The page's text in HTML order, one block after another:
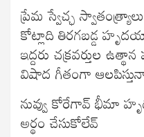
ప్రేమ స్వేచ్ఛ
కోట్లాది తిరగబడ్డ
ఇద్దరు చక్రవర్తుల
విషాద గీతంగా
నువ్వు కోరేగావ్ భీమా
అర్థం చేసుకోలేవ్